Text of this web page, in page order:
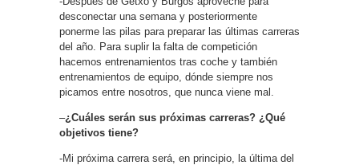
desconectar una semana y posteriormente
ponerme las pilas para preparar las últimas carreras
del año. Para suplir la falta de competición
hacemos entrenamientos tras coche y también
entrenamientos de equipo, dónde siempre nos
picamos entre nosotros, que nunca viene mal.
–¿Cuáles serán sus próximas carreras? ¿Qué
objetivos tiene?
-Mi próxima carrera será, en principio, la última del